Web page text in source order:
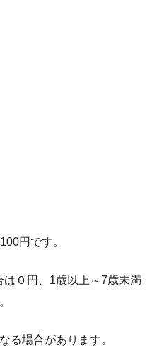
円です。
０円、1歳以上～7歳未満
る場合があります。